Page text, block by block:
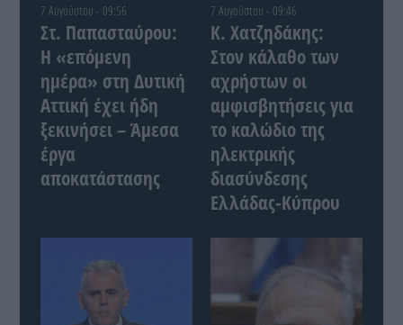
7 Αυγούστου - 09:56
Στ. Παπασταύρου:
Η «επόμενη
ημέρα» στη Δυτική
Αττική έχει ήδη
ξεκινήσει – Άμεσα
έργα
αποκατάστασης
7 Αυγούστου - 09:46
Κ. Χατζηδάκης:
Στον κάλαθο των
αχρήστων οι
αμφισβητήσεις για
το καλώδιο της
ηλεκτρικής
διασύνδεσης
Ελλάδας-Κύπρου